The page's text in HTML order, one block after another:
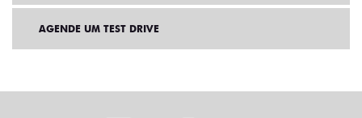
AGENDE UM TEST DRIVE